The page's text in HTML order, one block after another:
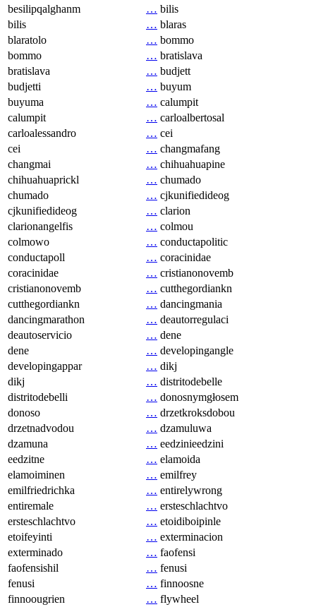
besilipqalghanm
… bilis
bilis
… blaras
blaratolo
… bommo
bommo
… bratislava
bratislava
… budjett
budjetti
… buyum
buyuma
… calumpit
calumpit
… carloalbertosal
carloalessandro
… cei
cei
… changmafang
changmai
… chihuahuapine
chihuahuaprickl
… chumado
chumado
… cjkunifiedideog
cjkunifiedideog
… clarion
clarionangelfis
… colmou
colmowo
… conductapolitic
conductapoll
… coracinidae
coracinidae
… cristianonovemb
cristianonovemb
… cutthegordiankn
cutthegordiankn
… dancingmania
dancingmarathon
… deautorregulaci
deautoservicio
… dene
dene
… developingangle
developingappar
… dikj
dikj
… distritodebelle
distritodebelli
… donosnymgłosem
donoso
… drzetkroksdobou
drzetnadvodou
… dzamuluwa
dzamuna
… eedzinieedzini
eedzitne
… elamoida
elamoiminen
… emilfrey
emilfriedrichka
… entirelywrong
entiremale
… ersteschlachtvo
ersteschlachtvo
… etoidiboipinle
etoifeyinti
… exterminacion
exterminado
… faofensi
faofensishil
… fenusi
fenusi
… finnoosne
finnoougrien
… flywheel